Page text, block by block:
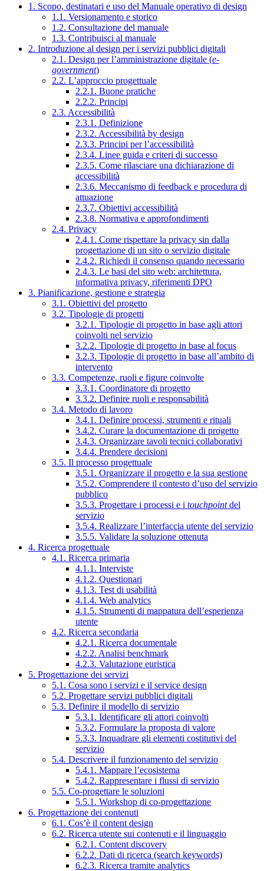
1. Scopo, destinatari e uso del Manuale operativo di design
1.1. Versionamento e storico
1.2. Consultazione del manuale
1.3. Contribuisci al manuale
2. Introduzione al design per i servizi pubblici digitali
2.1. Design per l’amministrazione digitale (e-
government)
2.2. L’approccio progettuale
2.2.1. Buone pratiche
2.2.2. Principi
2.3. Accessibilità
2.3.1. Definizione
2.3.2. Accessibilità by design
2.3.3. Principi per l’accessibilità
2.3.4. Linee guida e criteri di successo
2.3.5. Come rilasciare una dichiarazione di
accessibilità
2.3.6. Meccanismo di feedback e procedura di
attuazione
2.3.7. Obiettivi accessibilità
2.3.8. Normativa e approfondimenti
2.4. Privacy
2.4.1. Come rispettare la privacy sin dalla
progettazione di un sito o servizio digitale
2.4.2. Richiedi il consenso quando necessario
2.4.3. Le basi del sito web: architettura,
informativa privacy, riferimenti DPO
3. Pianificazione, gestione e strategia
3.1. Obiettivi del progetto
3.2. Tipologie di progetti
3.2.1. Tipologie di progetto in base agli attori
coinvolti nel servizio
3.2.2. Tipologie di progetto in base al focus
3.2.3. Tipologie di progetto in base all’ambito di
intervento
3.3. Competenze, ruoli e figure coinvolte
3.3.1. Coordinatore di progetto
3.3.2. Definire ruoli e responsabilità
3.4. Metodo di lavoro
3.4.1. Definire processi, strumenti e rituali
3.4.2. Curare la documentazione di progetto
3.4.3. Organizzare tavoli tecnici collaborativi
3.4.4. Prendere decisioni
3.5. Il processo progettuale
3.5.1. Organizzare il progetto e la sua gestione
3.5.2. Comprendere il contesto d’uso del servizio
pubblico
3.5.3. Progettare i processi e i touchpointdel
servizio
3.5.4. Realizzare l’interfaccia utente del servizio
3.5.5. Validare la soluzione ottenuta
4. Ricerca progettuale
4.1. Ricerca primaria
4.1.1. Interviste
4.1.2. Questionari
4.1.3. Test di usabilità
4.1.4. Web analytics
4.1.5. Strumenti di mappatura dell’esperienza
utente
4.2. Ricerca secondaria
4.2.1. Ricerca documentale
4.2.2. Analisi benchmark
4.2.3. Valutazione euristica
5. Progettazione dei servizi
5.1. Cosa sono i servizi e il service design
5.2. Progettare servizi pubblici digitali
5.3. Definire il modello di servizio
5.3.1. Identificare gli attori coinvolti
5.3.2. Formulare la proposta di valore
5.3.3. Inquadrare gli elementi costitutivi del
servizio
5.4. Descrivere il funzionamento del servizio
5.4.1. Mappare l’ecosistema
5.4.2. Rappresentare i flussi di servizio
5.5. Co-progettare le soluzioni
5.5.1. Workshop di co-progettazione
6. Progettazione dei contenuti
6.1. Cos’è il content design
6.2. Ricerca utente sui contenuti e il linguaggio
6.2.1. Content discovery
6.2.2. Dati di ricerca (search keywords)
6.2.3. Ricerca tramite analytics